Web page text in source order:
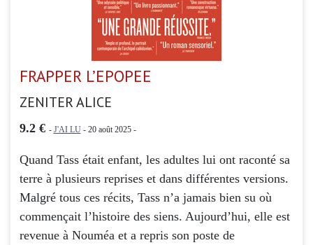
FRAPPER L’EPOPEE
ZENITER ALICE
9.2 € - J'AI LU- 20 août 2025 -
Quand Tass était enfant, les adultes lui ont raconté sa
terre à plusieurs reprises et dans différentes versions.
Malgré tous ces récits, Tass n’a jamais bien su où
commençait l’histoire des siens. Aujourd’hui, elle est
revenue à Nouméa et a repris son poste de